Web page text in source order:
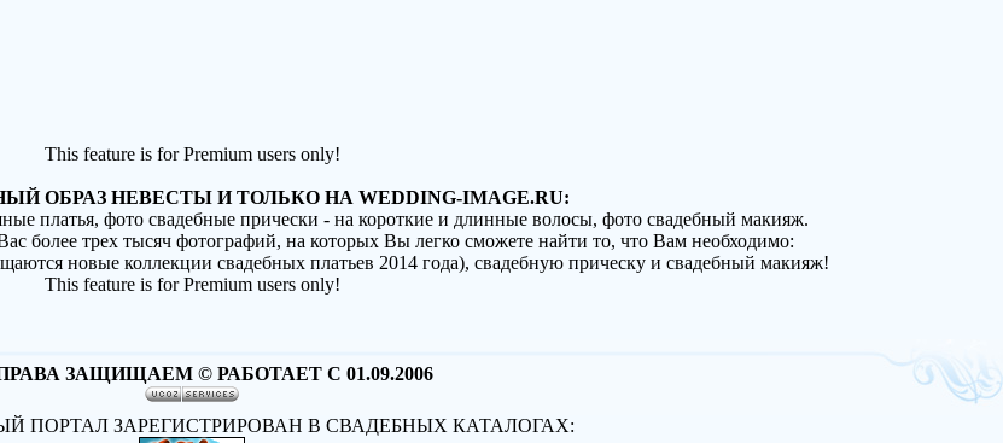
This feature is for Premium users only!
ОБРАЗ НЕВЕСТЫ И ТОЛЬКО НА WEDDING-IMAGE.RU:
платья, фото свадебные прически - на короткие и длинные волосы, фото свадебный макияж.
более трех тысяч фотографий, на которых Вы легко сможете найти то, что Вам необходимо:
новые коллекции свадебных платьев 2014 года), свадебную прическу и свадебный макияж!
This feature is for Premium users only!
ЗАЩИЩАЕМ © РАБОТАЕТ С 01.09.2006
ПОРТАЛ ЗАРЕГИСТРИРОВАН В СВАДЕБНЫХ КАТАЛОГАХ: